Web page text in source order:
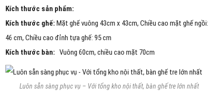
Kích thước sản phẩm:
Kích thước ghế: Mặt ghế vuông 43cm x 43cm, Chiều cao mặt ghế ngồi:
46 cm, Chiều cao đỉnh tựa ghế: 95 cm
Kích thước bàn: Vuông 60cm, chiều cao mặt 70cm
Luôn sẵn sàng phục vụ – Với tổng kho nội thất, bàn ghế tre lớn nhất